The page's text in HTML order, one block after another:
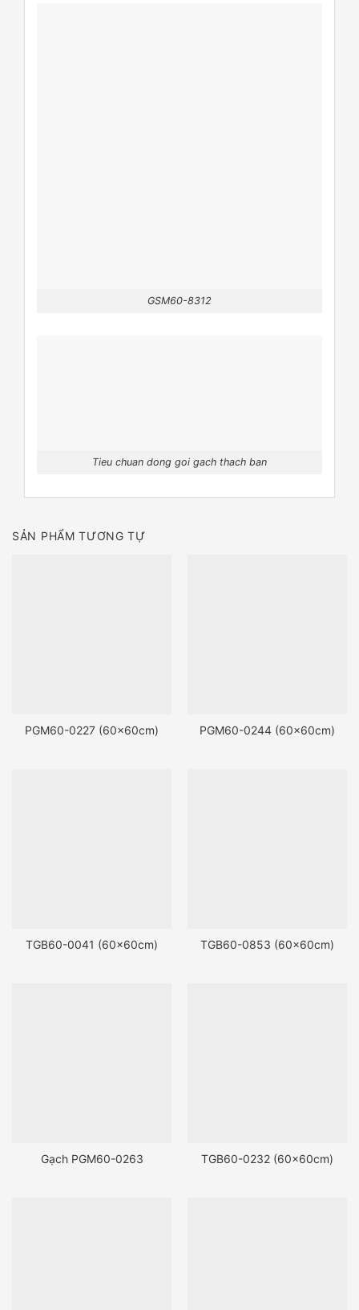
GSM60-8312
Tieu chuan dong goi gach thach ban
SẢN PHẨM TƯƠNG TỰ
PGM60-0227 (60x60cm) PGM60-0244 (60x60cm)
TGB60-0041 (60x60cm) TGB60-0853 (60x60cm)
Gạch PGM60-0263 TGB60-0232 (60x60cm)